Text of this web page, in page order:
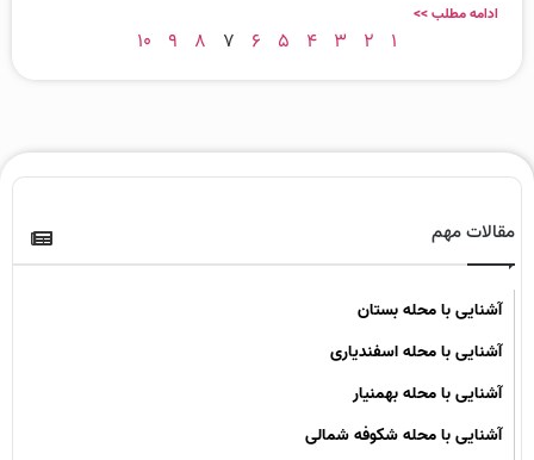
ادامه مطلب >>
۱ ۲ ۳ ۴ ۵ ۶ ۷ ۸ ۹ ۱۰
مقالات مهم
آشنایی با محله بستان
آشنایی با محله اسفندیاری
آشنایی با محله بهمنیار
آشنایی با محله شکوفه شمالی